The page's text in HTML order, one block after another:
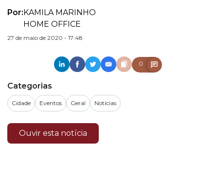
Por:KAMILA MARINHO
HOME OFFICE
27 de maio de 2020 - 17:48
0
Categorias
Cidade Eventos Geral Notícias
Ouvir esta notícia